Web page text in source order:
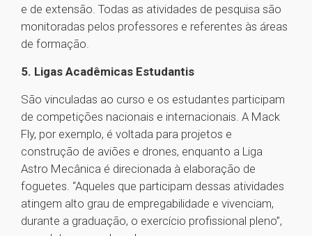
e de extensão. Todas as atividades de pesquisa são
monitoradas pelos professores e referentes às áreas
de formação.
5. Ligas Acadêmicas Estudantis
São vinculadas ao curso e os estudantes participam
de competições nacionais e internacionais. A Mack
Fly, por exemplo, é voltada para projetos e
construção de aviões e drones, enquanto a Liga
Astro Mecânica é direcionada à elaboração de
foguetes. “Aqueles que participam dessas atividades
atingem alto grau de empregabilidade e vivenciam,
durante a graduação, o exercício profissional pleno”,